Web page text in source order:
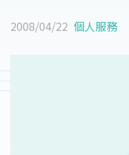
2008/04/22 個人服務